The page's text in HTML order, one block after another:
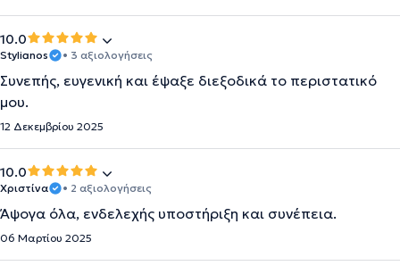
10.0
Stylianos • 3 αξιολογήσεις
Συνεπής, ευγενική και έψαξε διεξοδικά το περιστατικό
μου.
12 Δεκεμβρίου 2025
10.0
Χριστίνα • 2 αξιολογήσεις
Άψογα όλα, ενδελεχής υποστήριξη και συνέπεια.
06 Μαρτίου 2025